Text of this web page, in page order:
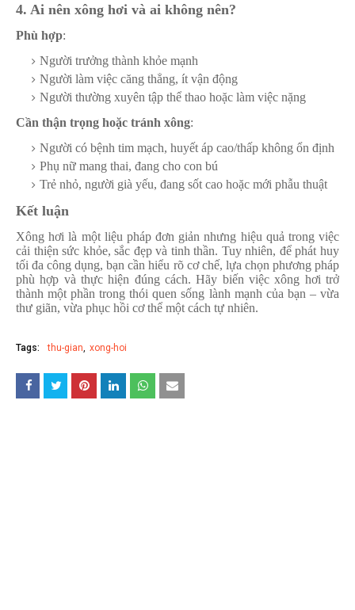
4. Ai nên xông hơi và ai không nên?
Phù hợp:
Người trưởng thành khỏe mạnh
Người làm việc căng thẳng, ít vận động
Người thường xuyên tập thể thao hoặc làm việc nặng
Cần thận trọng hoặc tránh xông:
Người có bệnh tim mạch, huyết áp cao/thấp không ổn định
Phụ nữ mang thai, đang cho con bú
Trẻ nhỏ, người già yếu, đang sốt cao hoặc mới phẫu thuật
Kết luận
Xông hơi là một liệu pháp đơn giản nhưng hiệu quả trong việc
cải thiện sức khỏe, sắc đẹp và tinh thần. Tuy nhiên, để phát huy
tối đa công dụng, bạn cần hiểu rõ cơ chế, lựa chọn phương pháp
phù hợp và thực hiện đúng cách. Hãy biến việc xông hơi trở
thành một phần trong thói quen sống lành mạnh của bạn – vừa
thư giãn, vừa phục hồi cơ thể một cách tự nhiên.
Tags: thu-gian xong-hoi